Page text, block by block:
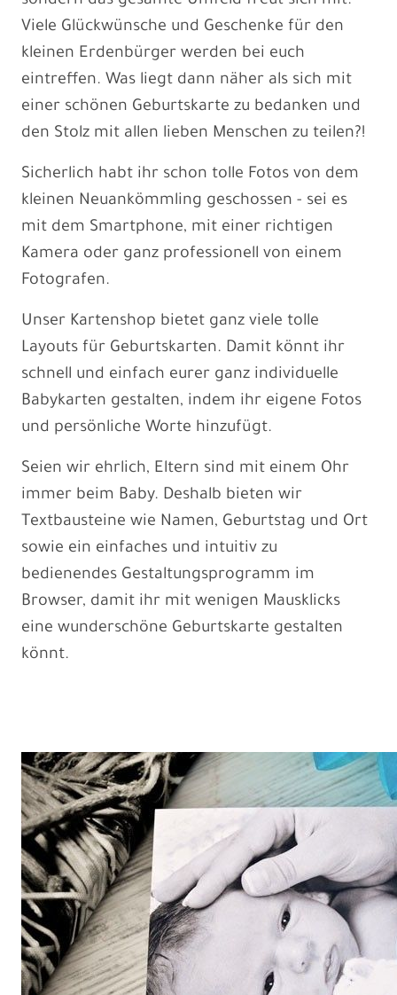
Viele Glückwünsche und Geschenke für den
kleinen Erdenbürger werden bei euch
eintreffen. Was liegt dann näher als sich mit
einer schönen Geburtskarte zu bedanken und
den Stolz mit allen lieben Menschen zu teilen?!
Sicherlich habt ihr schon tolle Fotos von dem
kleinen Neuankömmling geschossen - sei es
mit dem Smartphone, mit einer richtigen
Kamera oder ganz professionell von einem
Fotografen.
Unser Kartenshop bietet ganz viele tolle
Layouts für Geburtskarten. Damit könnt ihr
schnell und einfach eurer ganz individuelle
Babykarten gestalten, indem ihr eigene Fotos
und persönliche Worte hinzufügt.
Seien wir ehrlich, Eltern sind mit einem Ohr
immer beim Baby. Deshalb bieten wir
Textbausteine wie Namen, Geburtstag und Ort
sowie ein einfaches und intuitiv zu
bedienendes Gestaltungsprogramm im
Browser, damit ihr mit wenigen Mausklicks
eine wunderschöne Geburtskarte gestalten
könnt.